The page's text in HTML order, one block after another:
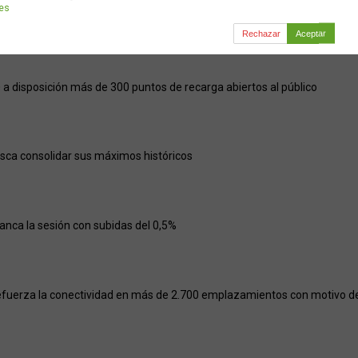
a disposición más de 300 puntos de recarga abiertos al público
consolidar sus máximos históricos
la sesión con subidas del 0,5%
la conectividad en más de 2.700 emplazamientos con motivo
Rechazar Aceptar